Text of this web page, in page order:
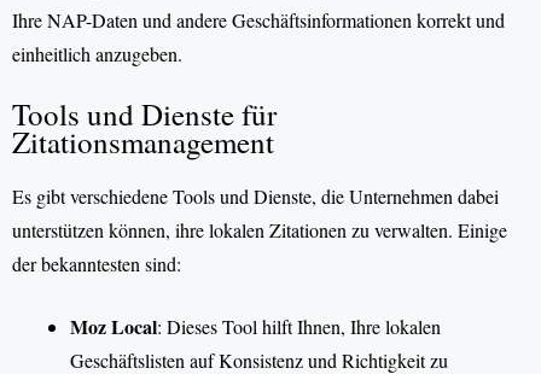
Ihre NAP-Daten und andere Geschäftsinformationen korrekt und
einheitlich anzugeben.
Tools und Dienste für
Zitationsmanagement
Es gibt verschiedene Tools und Dienste, die Unternehmen dabei
unterstützen können, ihre lokalen Zitationen zu verwalten. Einige
der bekanntesten sind:
Moz Local: Dieses Tool hilft Ihnen, Ihre lokalen
Geschäftslisten auf Konsistenz und Richtigkeit zu